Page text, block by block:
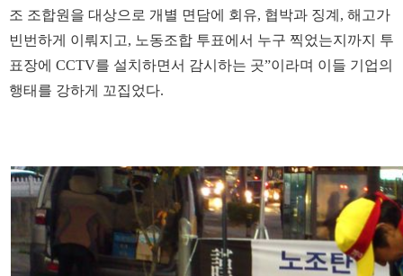
조 조합원을 대상으로 개별 면담에 회유, 협박과 징계, 해고가
빈번하게 이뤄지고, 노동조합 투표에서 누구 찍었는지까지 투
표장에 CCTV를 설치하면서 감시하는 곳”이라며 이들 기업의
행태를 강하게 꼬집었다.